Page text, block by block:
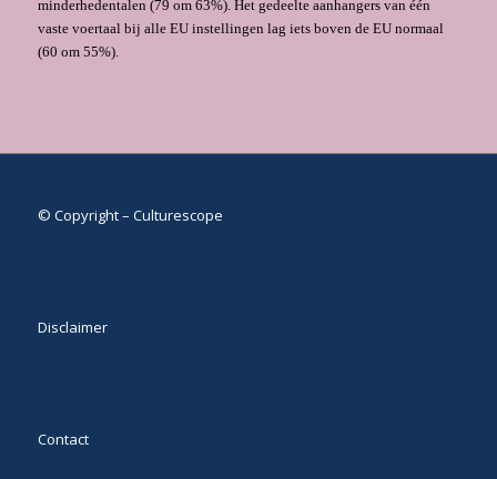
minderhedentalen (79 om 63%). Het gedeelte aanhangers van één
vaste voertaal bij alle EU instellingen lag iets boven de EU normaal
(60 om 55%).
© Copyright – Culturescope
Disclaimer
Contact